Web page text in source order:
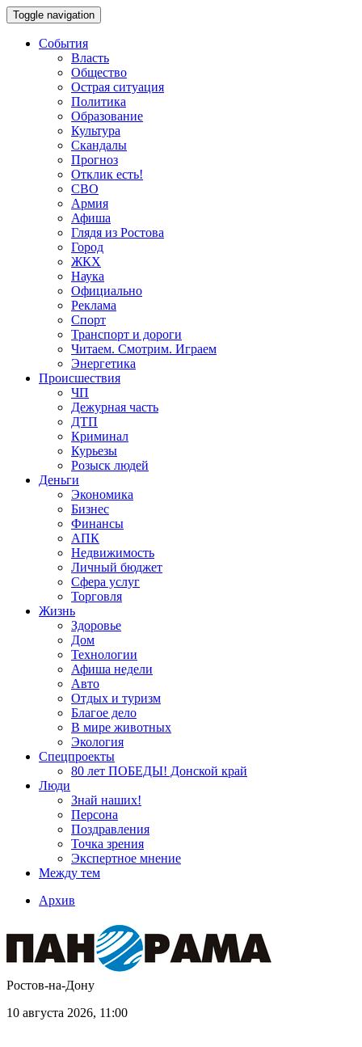
Toggle navigation
События
Власть
Общество
Острая ситуация
Политика
Образование
Культура
Скандалы
Прогноз
Отклик есть!
СВО
Армия
Афиша
Глядя из Ростова
Город
ЖКХ
Наука
Официально
Реклама
Спорт
Транспорт и дороги
Читаем. Смотрим. Играем
Энергетика
Происшествия
ЧП
Дежурная часть
ДТП
Криминал
Курьезы
Розыск людей
Деньги
Экономика
Бизнес
Финансы
АПК
Недвижимость
Личный бюджет
Сфера услуг
Торговля
Жизнь
Здоровье
Дом
Технологии
Афиша недели
Авто
Отдых и туризм
Благое дело
В мире животных
Экология
Спецпроекты
80 лет ПОБЕДЫ! Донской край
Люди
Знай наших!
Персона
Поздравления
Точка зрения
Экспертное мнение
Между тем
Архив
Ростов-на-Дону
10 августа 2026, 11:00